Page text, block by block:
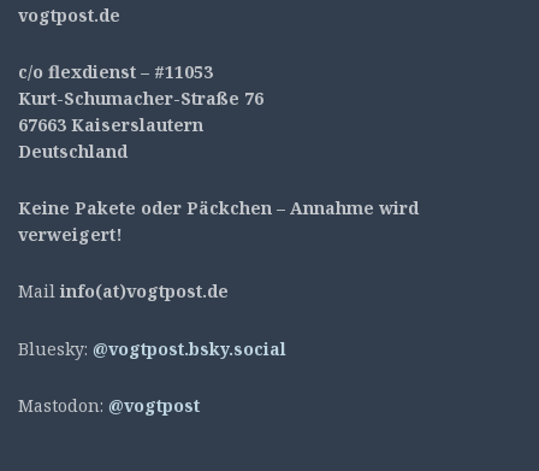
vogtpost.de
c/o flexdienst – #11053
Kurt-Schumacher-Straße 76
67663 Kaiserslautern
Deutschland
Keine Pakete oder Päckchen – Annahme wird
verweigert!
Mail info(at)vogtpost.de
Bluesky: @vogtpost.bsky.social
Mastodon: @vogtpost